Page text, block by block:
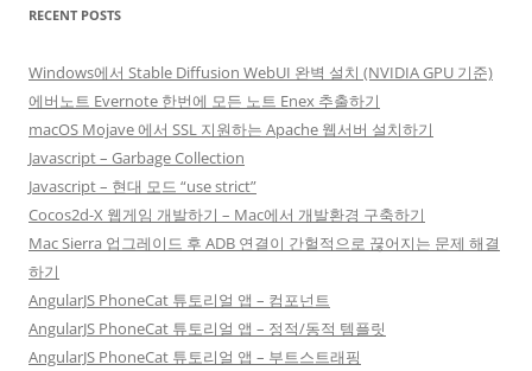
RECENT POSTS
Windows에서 Stable Diffusion WebUI 완벽 설치 (NVIDIA GPU 기준)
에버노트 Evernote 한번에 모든 노트 Enex 추출하기
macOS Mojave 에서 SSL 지원하는 Apache 웹서버 설치하기
Javascript – Garbage Collection
Javascript – 현대 모드 “use strict”
Cocos2d-X 웹게임 개발하기 – Mac에서 개발환경 구축하기
Mac Sierra 업그레이드 후 ADB 연결이 간헐적으로 끊어지는 문제 해결
하기
AngularJS PhoneCat 튜토리얼 앱 – 컴포넌트
AngularJS PhoneCat 튜토리얼 앱 – 정적/동적 템플릿
AngularJS PhoneCat 튜토리얼 앱 – 부트스트래핑